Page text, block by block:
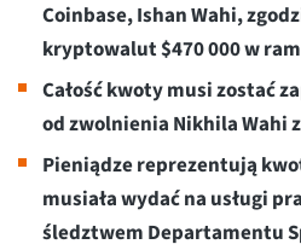
Coinbase, Ishan Wahi,
kryptowalut $470 000 w
Całość kwoty musi zostać
od zwolnienia Nikhila Wahi
Pieniądze reprezentują
musiała wydać na usługi
śledztwem Departamentu